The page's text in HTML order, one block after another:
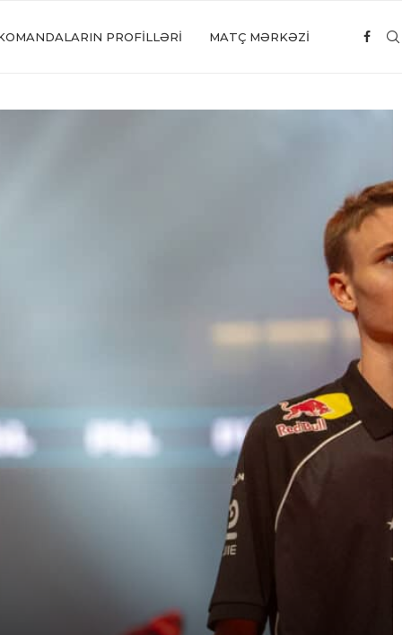
PROFILLƏRI MATÇ MƏRKƏZİ